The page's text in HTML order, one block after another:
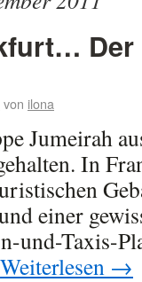
Der
von ilona
Jumeirah
In
einer
und-Taxis-
Weiterlesen →